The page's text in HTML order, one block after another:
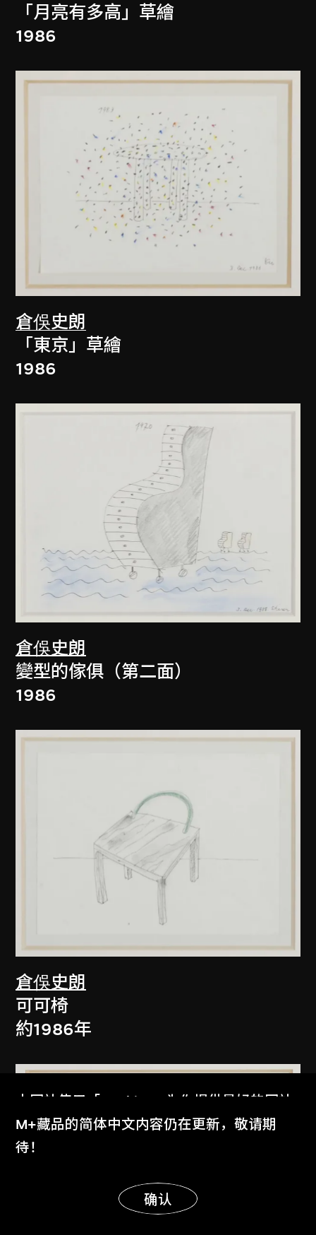
「月亮有多高」草繪
1986
倉俁史朗
「東京」草繪
1986
倉俁史朗
變型的傢俱（第二面）
1986
倉俁史朗
可可椅
約1986年
本网站使用「Cookies」为你提供最好的网站
体验。
了解更多
明白
M+藏品的简体中文内容仍在更新，敬请期
待！
确认
显示更多